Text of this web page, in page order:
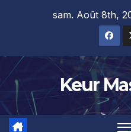
sam. Août 8th,
Keur